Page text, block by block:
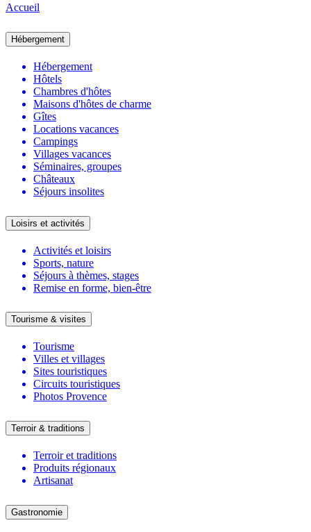
Accueil
Hébergement
Hébergement
Hôtels
Chambres d'hôtes
Maisons d'hôtes de charme
Gîtes
Locations vacances
Campings
Villages vacances
Séminaires, groupes
Châteaux
Séjours insolites
Loisirs et activités
Activités et loisirs
Sports, nature
Séjours à thèmes, stages
Remise en forme, bien-être
Tourisme & visites
Tourisme
Villes et villages
Sites touristiques
Circuits touristiques
Photos Provence
Terroir & traditions
Terroir et traditions
Produits régionaux
Artisanat
Gastronomie